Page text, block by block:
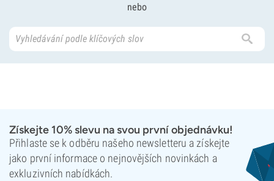
nebo
Získejte 10% slevu na svou první objednávku!
Přihlaste se k odběru našeho newsletteru a získejte
jako první informace o nejnovějších novinkách a
exkluzivních nabídkách.